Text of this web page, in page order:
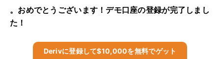
。おめでとうございます！デモ口座の登録が完了しまし
た！
Derivに​​登録して$10,000を無料でゲット